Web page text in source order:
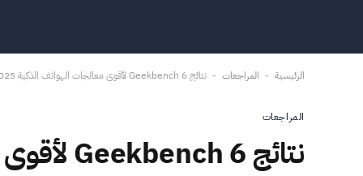
الرئيسية - المراجعات - نتائج Geekbench 6 لأقوى معالجات الهواتف الذكية 2025 – اكتشف من يتصدر
المراجعات
نتائج Geekbench 6 لأقوى معالجات الهواتف الذكية 2025 – اكتشف من يتصدر